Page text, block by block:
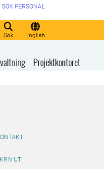
Sök English
SÖK PERSONAL
Projektkontoret
UT